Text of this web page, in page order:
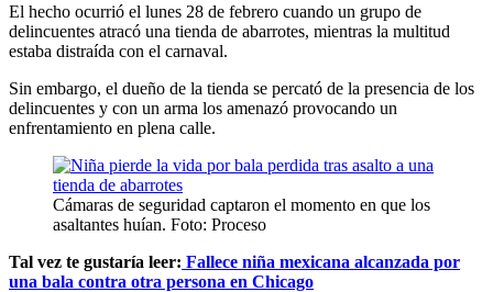
El hecho ocurrió el lunes 28 de febrero cuando un grupo de
delincuentes atracó una tienda de abarrotes, mientras la multitud
estaba distraída con el carnaval.
Sin embargo, el dueño de la tienda se percató de la presencia de los
delincuentes y con un arma los amenazó provocando un
enfrentamiento en plena calle.
Cámaras de seguridad captaron el momento en que los
asaltantes huían. Foto: Proceso
Tal vez te gustaría leer: Fallece niña mexicana alcanzada por
una bala contra otra persona en Chicago